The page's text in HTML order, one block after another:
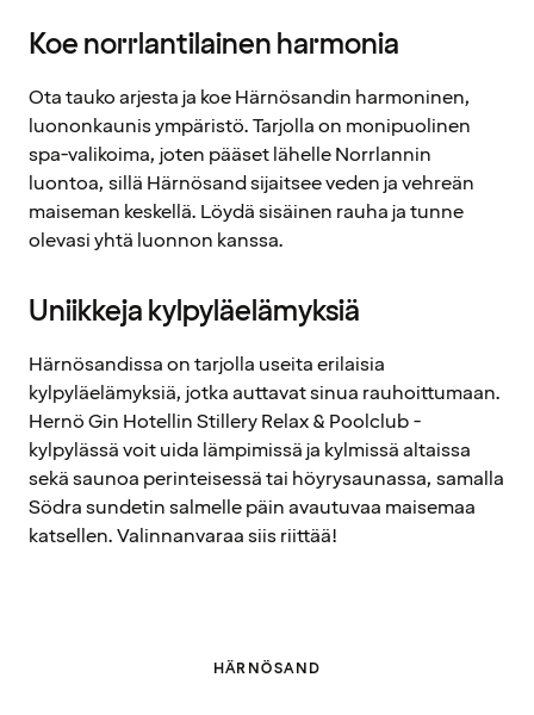
Koe norrlantilainen harmonia
Ota tauko arjesta ja koe Härnösandin harmoninen,
luononkaunis ympäristö. Tarjolla on monipuolinen
spa-valikoima, joten pääset lähelle Norrlannin
luontoa, sillä Härnösand sijaitsee veden ja vehreän
maiseman keskellä. Löydä sisäinen rauha ja tunne
olevasi yhtä luonnon kanssa.
Uniikkeja kylpyläelämyksiä
Härnösandissa on tarjolla useita erilaisia
kylpyläelämyksiä, jotka auttavat sinua rauhoittumaan.
Hernö Gin Hotellin Stillery Relax & Poolclub -
kylpylässä voit uida lämpimissä ja kylmissä altaissa
sekä saunoa perinteisessä tai höyrysaunassa, samalla
Södra sundetin salmelle päin avautuvaa maisemaa
katsellen. Valinnanvaraa siis riittää!
HÄRNÖSAND